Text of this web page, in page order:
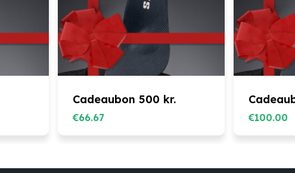
Cadeaubon 500 kr.
€66.67 €100.00